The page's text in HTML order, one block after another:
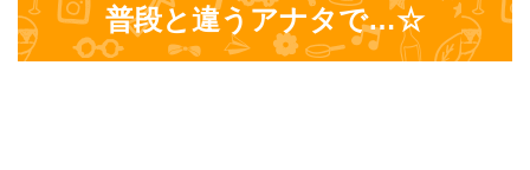
普段と違うアナタで…☆